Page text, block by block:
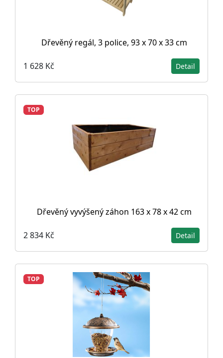
Dřevěný regál, 3 police, 93 x 70 x 33 cm
1 628 Kč Detail
TOP
Dřevěný vyvýšený záhon 163 x 78 x 42 cm
2 834 Kč Detail
TOP